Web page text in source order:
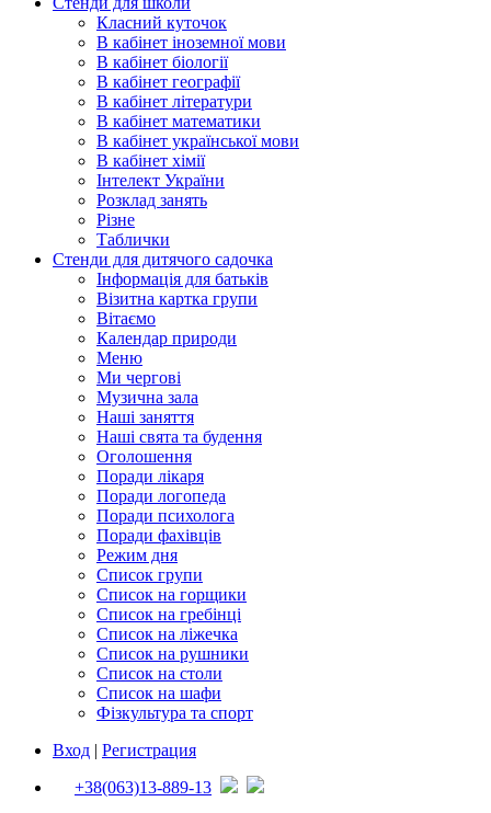
Класний куточок
В кабінет іноземної мови
В кабінет біології
В кабінет географії
В кабінет літератури
В кабінет математики
В кабінет української мови
В кабінет хімії
Інтелект України
Розклад занять
Різне
Таблички
Стенди для дитячого садочка
Інформація для батьків
Візитна картка групи
Вітаємо
Календар природи
Меню
Ми чергові
Музична зала
Наші заняття
Наші свята та будення
Оголошення
Поради лікаря
Поради логопеда
Поради психолога
Поради фахівців
Режим дня
Список групи
Список на горщики
Список на гребінці
Список на ліжечка
Список на рушники
Список на столи
Список на шафи
Фізкультура та спорт
Вход | Регистрация
+38(063)13-889-13